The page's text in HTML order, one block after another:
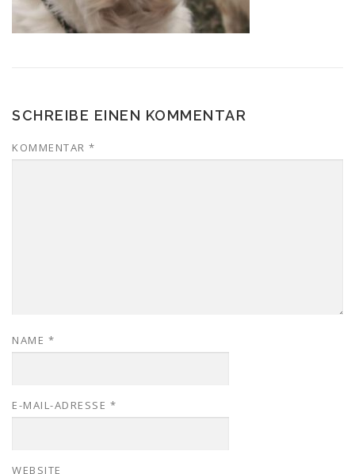
SCHREIBE EINEN KOMMENTAR
KOMMENTAR *
NAME *
E-MAIL-ADRESSE *
WEBSITE